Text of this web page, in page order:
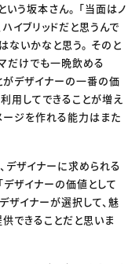
いう坂本さん。 「当面はノ
イブリッドだと思うんで
ないかなと思う。 そのと
だけでも一晩飲める
がデザイナーの一番の価
用してできることが増え
ージを作れる能力はまた
デザイナーに求められる
デザイナーの価値として
ザイナーが選択して、魅
できることだと思いま